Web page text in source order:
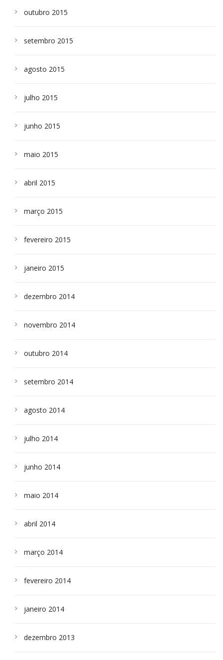
outubro 2015
setembro 2015
agosto 2015
julho 2015
junho 2015
maio 2015
abril 2015
março 2015
fevereiro 2015
janeiro 2015
dezembro 2014
novembro 2014
outubro 2014
setembro 2014
agosto 2014
julho 2014
junho 2014
maio 2014
abril 2014
março 2014
fevereiro 2014
janeiro 2014
dezembro 2013